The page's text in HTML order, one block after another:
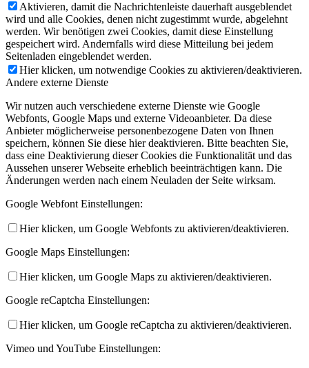
Aktivieren, damit die Nachrichtenleiste dauerhaft ausgeblendet
wird und alle Cookies, denen nicht zugestimmt wurde, abgelehnt
werden. Wir benötigen zwei Cookies, damit diese Einstellung
gespeichert wird. Andernfalls wird diese Mitteilung bei jedem
Seitenladen eingeblendet werden.
Hier klicken, um notwendige Cookies zu aktivieren/deaktivieren.
Andere externe Dienste
Wir nutzen auch verschiedene externe Dienste wie Google
Webfonts, Google Maps und externe Videoanbieter. Da diese
Anbieter möglicherweise personenbezogene Daten von Ihnen
speichern, können Sie diese hier deaktivieren. Bitte beachten Sie,
dass eine Deaktivierung dieser Cookies die Funktionalität und das
Aussehen unserer Webseite erheblich beeinträchtigen kann. Die
Änderungen werden nach einem Neuladen der Seite wirksam.
Google Webfont Einstellungen:
Hier klicken, um Google Webfonts zu aktivieren/deaktivieren.
Google Maps Einstellungen:
Hier klicken, um Google Maps zu aktivieren/deaktivieren.
Google reCaptcha Einstellungen:
Hier klicken, um Google reCaptcha zu aktivieren/deaktivieren.
Vimeo und YouTube Einstellungen: